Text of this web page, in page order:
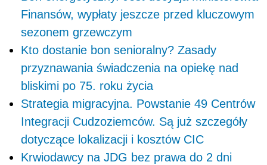
Finansów, wypłaty jeszcze przed kluczowym
sezonem grzewczym
Kto dostanie bon senioralny? Zasady
przyznawania świadczenia na opiekę nad
bliskimi po 75. roku życia
Strategia migracyjna. Powstanie 49 Centrów
Integracji Cudzoziemców. Są już szczegóły
dotyczące lokalizacji i kosztów CIC
Krwiodawcy na JDG bez prawa do 2 dni